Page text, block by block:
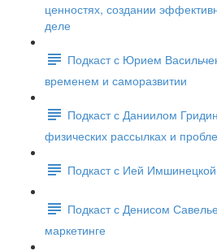
ценностях, создании
деле
Подкаст с Юрием
временем и саморазвитии
Подкаст с Даниилом
физических рассылках и
Подкаст с Ией
Подкаст с Денисом
маркетинге